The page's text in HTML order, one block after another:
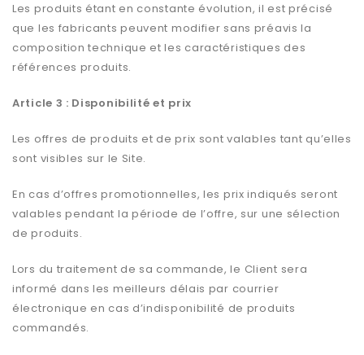
Les produits étant en constante évolution, il est précisé
que les fabricants peuvent modifier sans préavis la
composition technique et les caractéristiques des
références produits.
Article 3 : Disponibilité et prix
Les offres de produits et de prix sont valables tant qu’elles
sont visibles sur le Site.
En cas d’offres promotionnelles, les prix indiqués seront
valables pendant la période de l’offre, sur une sélection
de produits.
Lors du traitement de sa commande, le Client sera
informé dans les meilleurs délais par courrier
électronique en cas d’indisponibilité de produits
commandés.